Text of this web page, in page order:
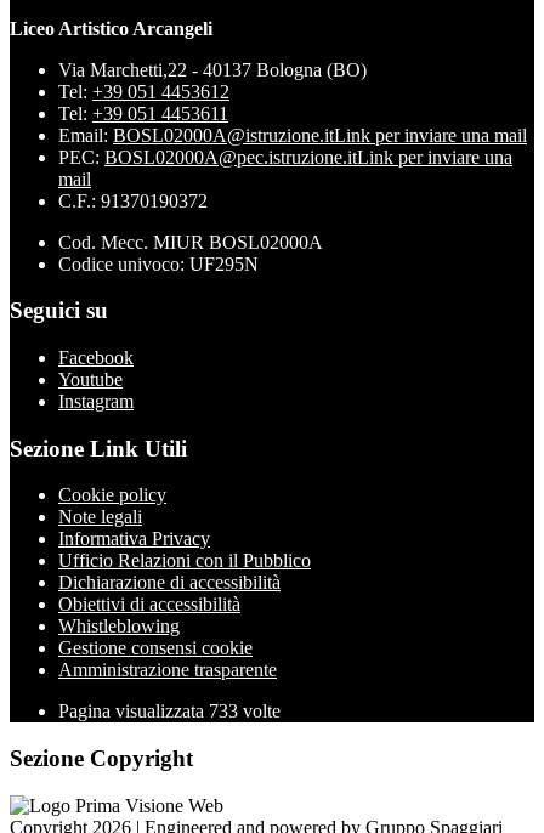
Liceo Artistico Arcangeli
Via Marchetti,22 - 40137 Bologna (BO)
Tel: +39 051 4453612
Tel: +39 051 4453611
Email: BOSL02000A@istruzione.itLink per inviare una mail
PEC: BOSL02000A@pec.istruzione.itLink per inviare una
mail
C.F.: 91370190372
Cod. Mecc. MIUR BOSL02000A
Codice univoco: UF295N
Seguici su
Facebook
Youtube
Instagram
Sezione Link Utili
Cookie policy
Note legali
Informativa Privacy
Ufficio Relazioni con il Pubblico
Dichiarazione di accessibilità
Obiettivi di accessibilità
Whistleblowing
Gestione consensi cookie
Amministrazione trasparente
Pagina visualizzata 733 volte
Sezione Copyright
Copyright 2026 | Engineered and powered by Gruppo Spaggiari